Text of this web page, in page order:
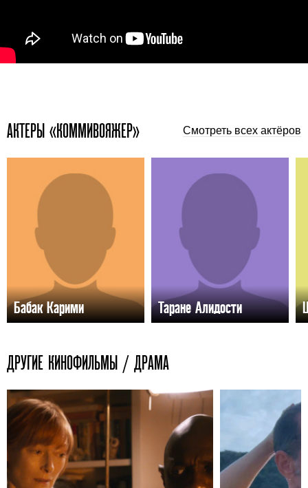
АКТЕРЫ «КОММИВОЯЖЕР» Смотреть всех актёров
Бабак Карими Таране Алидости
ДРУГИЕ КИНОФИЛЬМЫ / ДРАМА